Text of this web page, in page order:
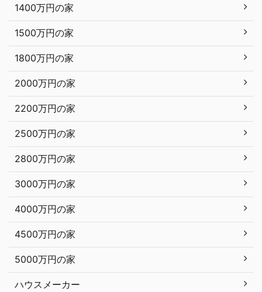
1400万円の家
1500万円の家
1800万円の家
2000万円の家
2200万円の家
2500万円の家
2800万円の家
3000万円の家
4000万円の家
4500万円の家
5000万円の家
ハウスメーカー